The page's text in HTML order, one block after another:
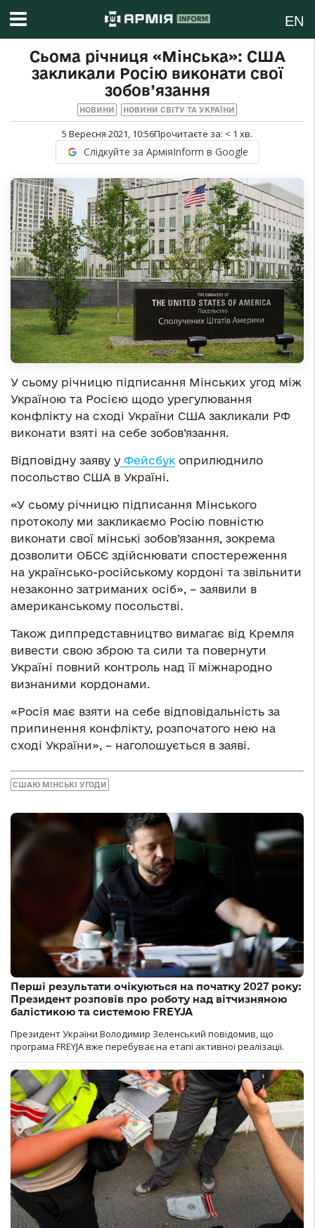
EN
Сьома річниця «Мінська»: США
закликали Росію виконати свої
зобов’язання
НОВИНИ НОВИНИ СВІТУ ТА УКРАЇНИ
5 Вересня 2021, 10:56Прочитаєте за: < 1 хв.
Слідкуйте за АрміяInform в Google
У сьому річницю підписання Мінських угод між
Україною та Росією щодо урегулювання
конфлікту на сході України США закликали РФ
виконати взяті на себе зобов’язання.
Відповідну заяву у Фейсбук оприлюднило
посольство США в Україні.
«У сьому річницю підписання Мінського
протоколу ми закликаємо Росію повністю
виконати свої мінські зобов’язання, зокрема
дозволити ОБСЄ здійснювати спостереження
на українсько-російському кордоні та звільнити
незаконно затриманих осіб», – заявили в
американському посольстві.
Також диппредставництво вимагає від Кремля
вивести свою зброю та сили та повернути
Україні повний контроль над її міжнародно
визнаними кордонами.
«Росія має взяти на себе відповідальність за
припинення конфлікту, розпочатого нею на
сході України», – наголошується в заяві.
СШАЮ МІНСЬКІ УГОДИ
Перші результати очікуються на початку 2027 року:
Президент розповів про роботу над вітчизняною
балістикою та системою FREYJA
Президент України Володимир Зеленський повідомив, що
програма FREYJA вже перебуває на етапі активної реалізації.